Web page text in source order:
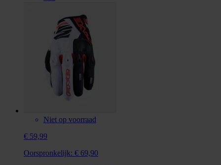
Niet op voorraad
€ 59,99
Oorspronkelijk: € 69,90